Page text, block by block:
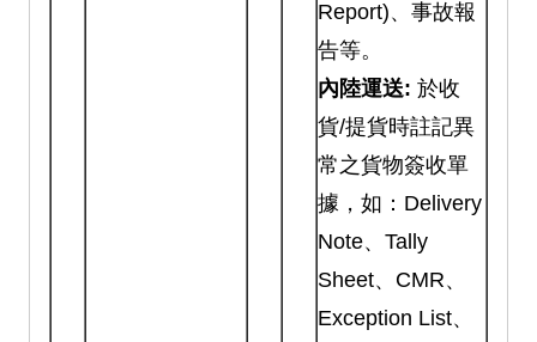
Report)、事故報
告等。
內陸運送: 於收
貨/提貨時註記異
常之貨物簽收單
據，如：Delivery
Note、Tally
Sheet、CMR、
Exception List、